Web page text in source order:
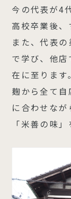
今の代表が4
高校卒業後、
また、代表
で学び、他
在に至ります。
麹から全て
に合わせな
「米善の味